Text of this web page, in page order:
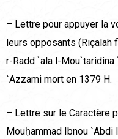
– Lettre pour appuyer la
leurs opposants (Riçalah
r-Radd `ala l-Mou`taridina
`Azzami mort en 1379 H.
– Lettre sur le Caractère
Mouḥammad Ibnou `Abdi